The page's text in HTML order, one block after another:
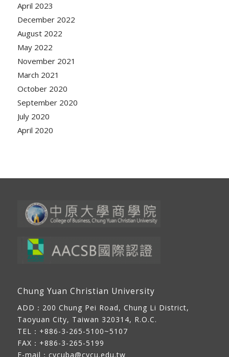
April 2023
December 2022
August 2022
May 2022
November 2021
March 2021
October 2020
September 2020
July 2020
April 2020
Chung Yuan Christian University
ADD： 200 Chung Pei Road, Chung Li District,
Taoyuan City, Taiwan 320314, R.O.C.
TEL：+886-3-265-5100~5107
FAX：+886-3-265-5199
E-mail： cycuba@cycu.edu.tw